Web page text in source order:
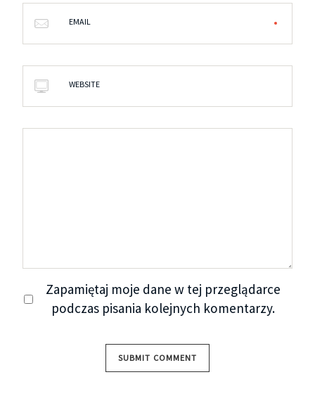
EMAIL
WEBSITE
Zapamiętaj moje dane w tej przeglądarce
podczas pisania kolejnych komentarzy.